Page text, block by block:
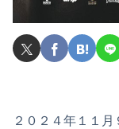
２０２４年１１